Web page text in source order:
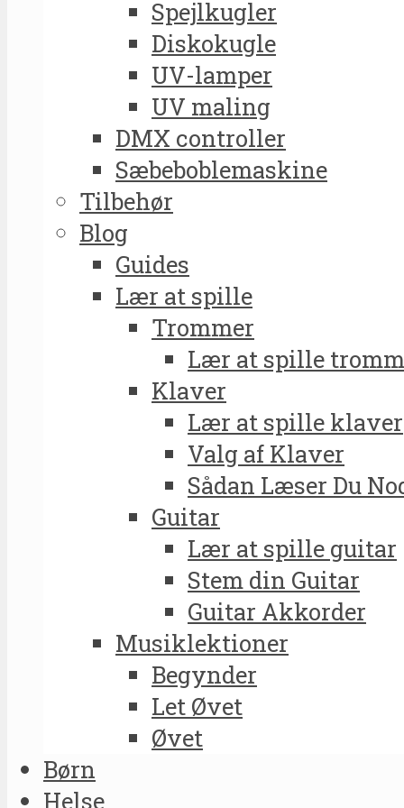
Spejlkugler
Diskokugle
UV-lamper
UV maling
DMX controller
Sæbeboblemaskine
Tilbehør
Blog
Guides
Lær at spille
Trommer
Lær at spille
Klaver
Lær at spille klaver
Valg af Klaver
Sådan Læser Du
Guitar
Lær at spille guitar
Stem din Guitar
Guitar Akkorder
Musiklektioner
Begynder
Let Øvet
Øvet
Børn
Helse